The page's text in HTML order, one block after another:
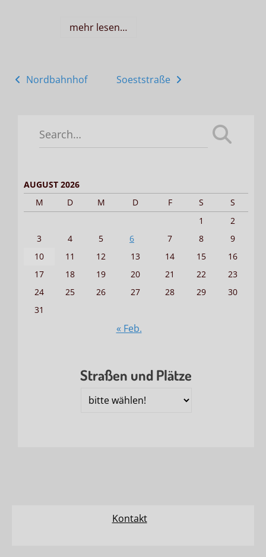
mehr lesen…
Posts
Nordbahnhof Soeststraße
for:
AUGUST 2026
M
D M D F S
S
1
2
3
4 5 6 7 8
9
10
11 12 13 14 15
16
17
18 19 20 21 22
23
24
25 26 27 28 29
30
31
« Feb.
Straßen und Plätze
Straßen
Kontakt